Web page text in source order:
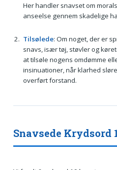
Her handler snavset om
anseelse gennem skadelige
Tilsølede: Om noget, der er
snavs, især tøj, støvler og
at tilsøle nogens omdømme
insinuationer, når klarhed
overført forstand.
Snavsede Krydsord